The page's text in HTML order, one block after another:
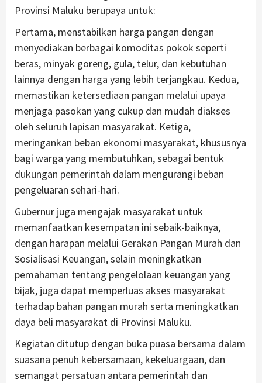
Provinsi Maluku berupaya untuk:
Pertama, menstabilkan harga pangan dengan
menyediakan berbagai komoditas pokok seperti
beras, minyak goreng, gula, telur, dan kebutuhan
lainnya dengan harga yang lebih terjangkau. Kedua,
memastikan ketersediaan pangan melalui upaya
menjaga pasokan yang cukup dan mudah diakses
oleh seluruh lapisan masyarakat. Ketiga,
meringankan beban ekonomi masyarakat, khususnya
bagi warga yang membutuhkan, sebagai bentuk
dukungan pemerintah dalam mengurangi beban
pengeluaran sehari-hari.
Gubernur juga mengajak masyarakat untuk
memanfaatkan kesempatan ini sebaik-baiknya,
dengan harapan melalui Gerakan Pangan Murah dan
Sosialisasi Keuangan, selain meningkatkan
pemahaman tentang pengelolaan keuangan yang
bijak, juga dapat memperluas akses masyarakat
terhadap bahan pangan murah serta meningkatkan
daya beli masyarakat di Provinsi Maluku.
Kegiatan ditutup dengan buka puasa bersama dalam
suasana penuh kebersamaan, kekeluargaan, dan
semangat persatuan antara pemerintah dan